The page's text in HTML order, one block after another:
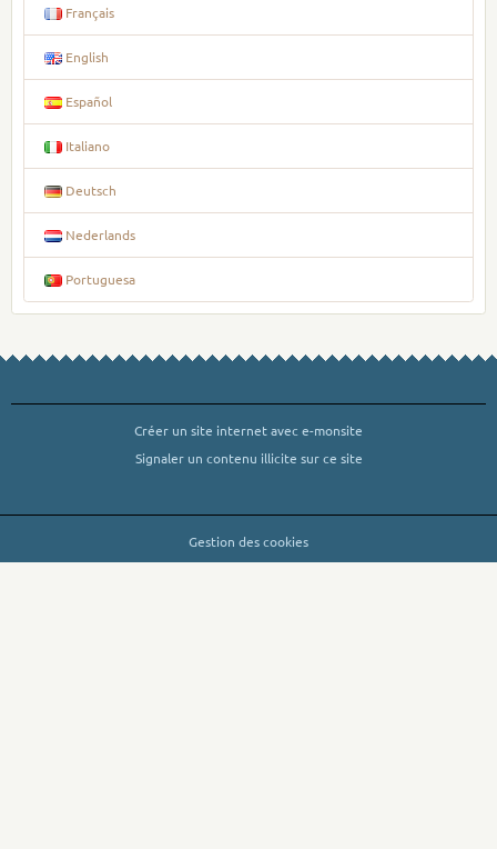
Français
English
Español
Italiano
Deutsch
Nederlands
Portuguesa
Créer un site internet avec e-monsite
Signaler un contenu illicite sur ce site
Gestion des cookies